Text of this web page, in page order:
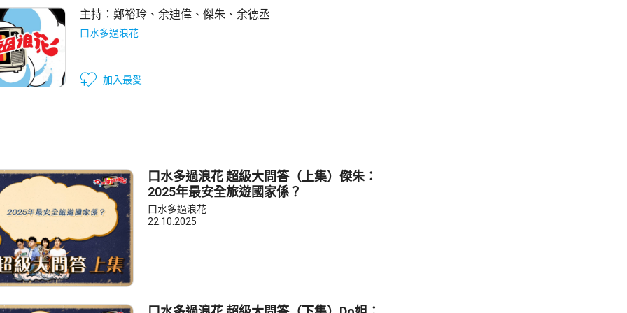
主持： 鄭裕玲 、 余迪偉 、 傑朱 、 余德丞
口水多過浪花
加入最愛
口水多過浪花 超級大問答（上集）傑朱：
2025年最安全旅遊國家係？
口水多過浪花
22.10.2025